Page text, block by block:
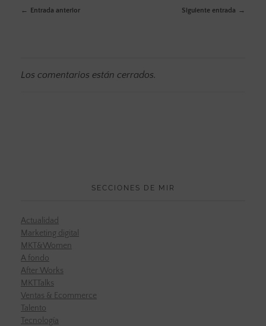
Entrada anterior Siguiente entrada
Los comentarios están cerrados.
SECCIONES DE MIR
Actualidad
Marketing digital
MKT&Women
A fondo
After Works
MKTTalks
Ventas & Ecommerce
Talento
Tecnología